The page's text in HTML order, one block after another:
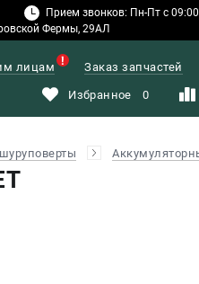
Прием звонков: Пн-Пт с
Фермы, 29АЛ
лицам Заказ запчастей
Избранное 0